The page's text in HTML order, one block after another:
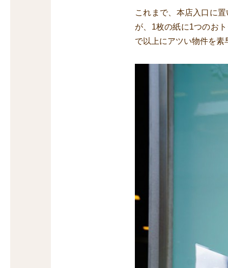
これまで、本店入口に
が、1枚の紙に1つのお
で以上にアツい物件を